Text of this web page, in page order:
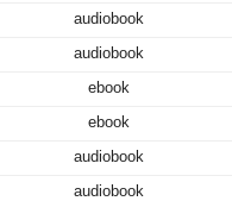
audiobook
audiobook
ebook
ebook
audiobook
audiobook